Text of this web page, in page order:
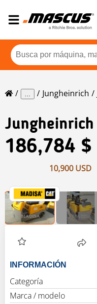
... Jungheinrich
Jungheinrich
186,784 $
10,900 USD
INFORMACIÓN
Categoría
Marca / modelo